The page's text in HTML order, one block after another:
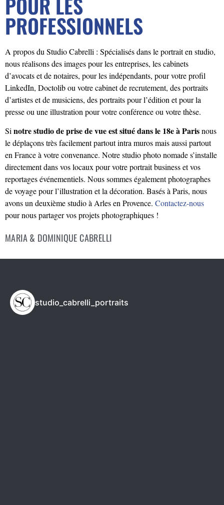
PROFESSIONNELS
A propos du Studio Cabrelli : Spécialisés dans le portrait en studio,
nous réalisons des images pour les entreprises, les cabinets
d’avocats et de notaires, pour les indépendants, pour votre profil
LinkedIn, Doctolib ou votre cabinet de recrutement, des portraits
d’artistes et de musiciens, des portraits pour l’édition et pour la
presse ou une illustration pour votre conférence ou votre thèse.
Si notre studio de prise de vue est situé dans le 18e à Parisnous
le déplaçons très facilement partout intra muros mais aussi partout
en France à votre convenance. Notre studio photo nomade s’installe
directement dans vos locaux pour votre portrait business et vos
reportages événementiels. Nous sommes également photographes
de voyage pour l’illustration et la décoration. Basés à Paris, nous
avons un deuxième studio à Arles en Provence. Contactez-nous
pour nous partager vos projets photographiques !
MARIA & DOMINIQUE CABRELLI
studio_cabrelli_portraits